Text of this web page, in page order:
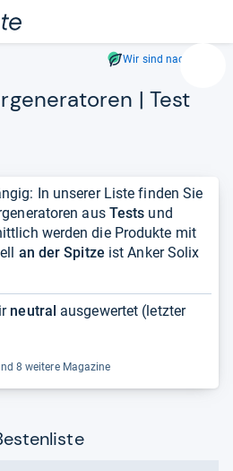
Geben
ein.
lassen
sich
Wir sind nachhaltig
| Test
In unserer Liste finden Sie
aus Tests und
werden die Produkte mit
an der Spitze ist Anker Solix
neutral ausgewertet (letzter
8 weitere Magazine